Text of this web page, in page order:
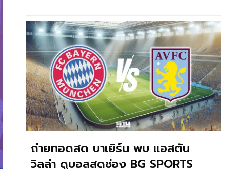
ถ่ายทอดสด บาเยิร์น พบ แอสตัน
วิลล่า ดูบอลสดช่อง BG SPORTS